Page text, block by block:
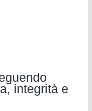
integrità e